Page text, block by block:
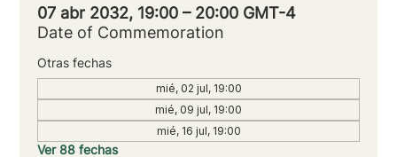
07 abr 2032, 19:00 – 20:00 GMT-4
Date of Commemoration
Otras fechas
mié, 02 jul, 19:00
mié, 09 jul, 19:00
mié, 16 jul, 19:00
Ver 88 fechas